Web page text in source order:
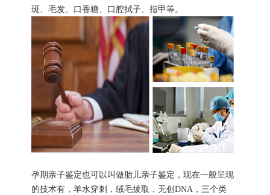
斑、毛发、口香糖、口腔拭子、指甲等。
孕期亲子鉴定也可以叫做胎儿亲子鉴定，现在一般呈现
的技术有，羊水穿刺，绒毛拔取，无创DNA，三个类